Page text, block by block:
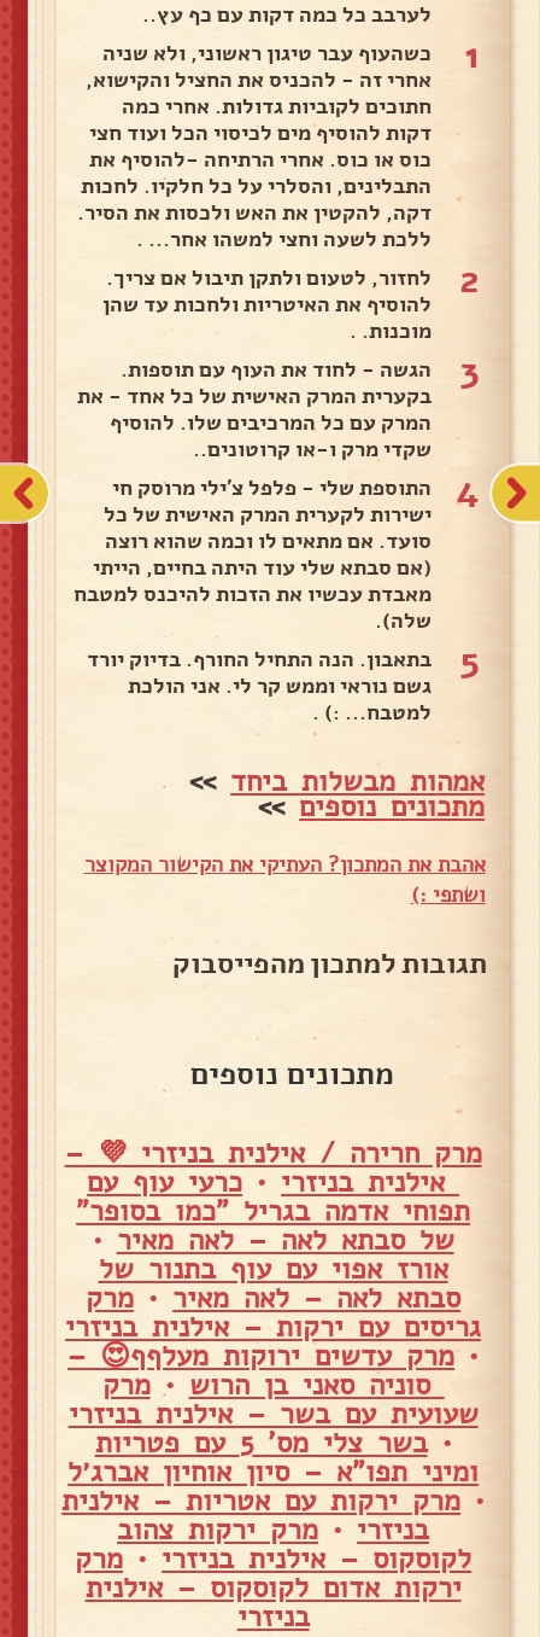
לערבב כל כמה דקות עם כף עץ..
1
כשהעוף עבר טיגון ראשוני, ולא שניה
אחרי זה - להכניס את החציל והקישוא,
חתוכים לקוביות גדולות. אחרי כמה
דקות להוסיף מים לכיסוי הכל ועוד חצי
כוס או כוס. אחרי הרתיחה -להוסיף את
התבלינים, והסלרי על כל חלקיו. לחכות
דקה, להקטין את האש ולכסות את הסיר.
ללכת לשעה וחצי למשהו אחר... .
2
לחזור, לטעום ולתקן תיבול אם צריך.
להוסיף את האיטריות ולחכות עד שהן
מוכנות. .
3
הגשה - לחוד את העוף עם תוספות.
בקערית המרק האישית של כל אחד - את
המרק עם כל המרכיבים שלו. להוסיף
שקדי מרק ו-או קרוטונים..
4
התוספת שלי - פלפל צ'ילי מרוסק חי
ישירות לקערית המרק האישית של כל
סועד. אם מתאים לו וכמה שהוא רוצה
(אם סבתא שלי עוד היתה בחיים, הייתי
מאבדת עכשיו את הזכות להיכנס למטבח
שלה).
5
בתאבון. הנה התחיל החורף. בדיוק יורד
גשם נוראי וממש קר לי. אני הולכת
למטבח... :) .
אמהות מבשלות ביחד >>
מתכונים נוספים>>
אהבת את המתכון? העתיקי את הקישור המקוצר
ושתפי :)
תגובות למתכון מהפייסבוק
מתכונים נוספים
מרק חרירה / אילנית בניזרי 💜 –
אילנית בניזרי • כרעי עוף עם
תפוחי אדמה בגריל "כמו בסופר"
של סבתא לאה – לאה מאיר •
אורז אפוי עם עוף בתנור של
סבתא לאה – לאה מאיר • מרק
גריסים עם ירקות – אילנית בניזרי
•מרק עדשים ירוקות מעלףף😍 –
סוניה סאני בן הרוש •מרק
שעועית עם בשר – אילנית בניזרי
• בשר צלי מס' 5 עם פטריות
ומיני תפו"א – סיון אוחיון אברג׳ל
• מרק ירקות עם אטריות – אילנית
בניזרי • מרק ירקות צהוב
לקוסקוס – אילנית בניזרי • מרק
ירקות אדום לקוסקוס – אילנית
בניזרי